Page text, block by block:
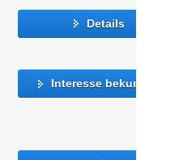
Details
Interesse bekunden